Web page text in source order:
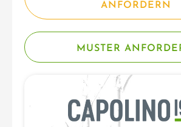
ANFORDERN
MUSTER